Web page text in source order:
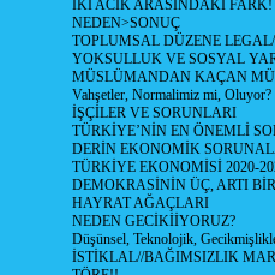
İKİ ACIK ARASINDAKİ FARK!
NEDEN>SONUÇ
TOPLUMSAL DÜZENE
YOKSULLUK VE SOSYAL
MÜSLÜMANDAN KAÇAN
Vahşetler, Normalimiz mi, Oluyor?
İŞÇİLER VE SORUNLARI
TÜRKİYE’NİN EN ÖNEMLİ
DERİN EKONOMİK
TÜRKİYE EKONOMİSİ 2020-
DEMOKRASİNİN ÜÇ, ARTI
HAYRAT AĞAÇLARI
NEDEN GECİKİİYORUZ?
Düşünsel, Teknolojik,
İSTİKLAL//BAĞIMSIZLIK